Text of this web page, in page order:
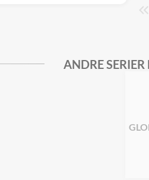
ANDRE